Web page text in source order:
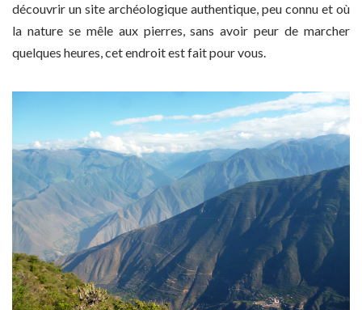
découvrir un site archéologique authentique, peu connu et où
la nature se mêle aux pierres, sans avoir peur de marcher
quelques heures, cet endroit est fait pour vous.